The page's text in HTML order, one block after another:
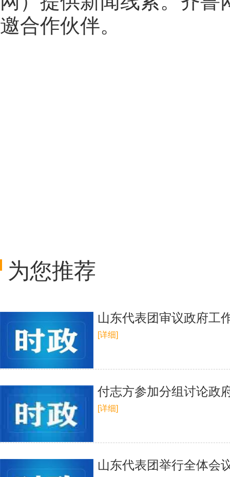
邀合作伙伴。
为您推荐
山东代表团审议政府工
[详细]
付志方参加分组讨论政
[详细]
山东代表团举行全体会